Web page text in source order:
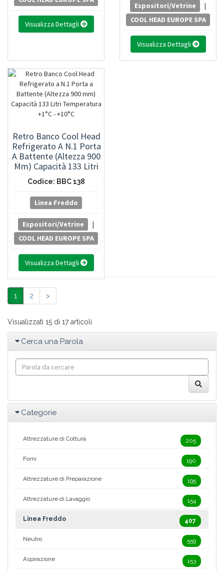
Visualizza Dettagli
Espositori/Vetrine
|
COOL HEAD EUROPE SPA
Visualizza Dettagli
Retro Banco Cool Head
Refrigerato A N.1 Porta
A Battente (Altezza 900
Mm) Capacità 133 Litri
Temperatura +1°C -
+10°C
Codice: BBC 138
Linea Freddo
Espositori/Vetrine
|
COOL HEAD EUROPE SPA
Visualizza Dettagli
1 2 >
Visualizzati 15 di 17 articoli
Cerca una Parola
Categorie
Attrezzature di Cottura 205
Forni 190
Attrezzature di Preparazione 195
Attrezzature di Lavaggio 154
Linea Freddo 407
Neutro 559
Aspirazione 153